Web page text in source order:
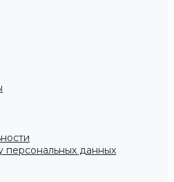
персональных данных